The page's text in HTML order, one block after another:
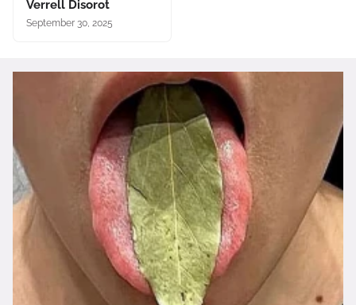
Verrell Disorot
September 30, 2025